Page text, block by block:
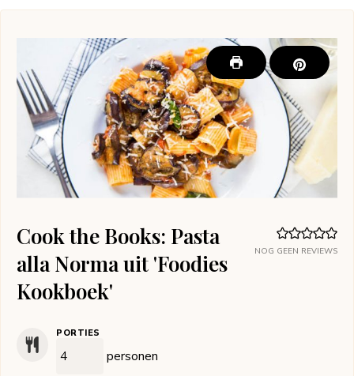
NOG GEEN REVIEWS
Cook the Books: Pasta
alla Norma uit 'Foodies
Kookboek'
PORTIES
personen